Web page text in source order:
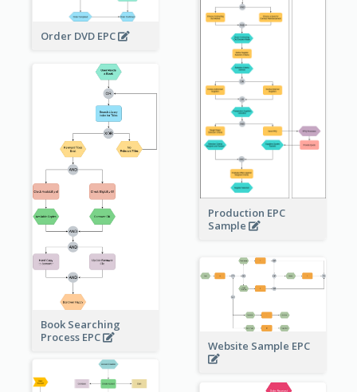
Order DVD EPC
Production EPC
Sample
Book Searching
Process EPC
Website Sample EPC